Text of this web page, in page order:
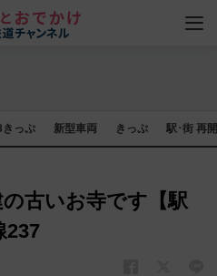
っぷ 新型車両 きっぷ 駅･街 再
古いお寺です【駅
237